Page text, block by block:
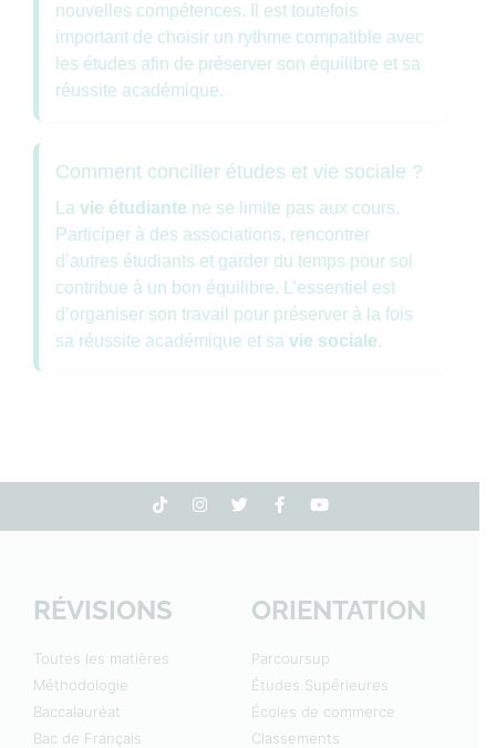
nouvelles compétences. Il est toutefois
important de choisir un rythme compatible avec
les études afin de préserver son équilibre et sa
réussite académique.
Comment concilier études et vie sociale ?
La vie étudiante ne se limite pas aux cours.
Participer à des associations, rencontrer
d’autres étudiants et garder du temps pour soi
contribue à un bon équilibre. L’essentiel est
d’organiser son travail pour préserver à la fois
sa réussite académique et sa vie sociale.
RÉVISIONS
Toutes les matières
Méthodologie
Baccalauréat
Bac de Français
ORIENTATION
Parcoursup
Études Supérieures
Écoles de commerce
Classements